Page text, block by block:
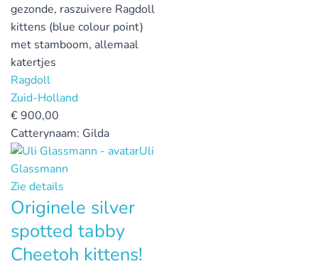
gezonde, raszuivere Ragdoll
kittens (blue colour point)
met stamboom, allemaal
katertjes
Ragdoll
Zuid-Holland
€900,00
Catterynaam: Gilda
Uli
Glassmann
Zie details
Originele silver
spotted tabby
Cheetoh kittens!